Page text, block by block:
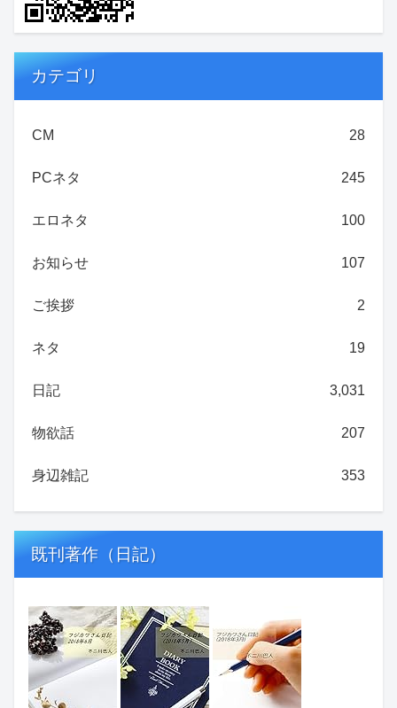
カテゴリ
CM 28
PCネタ 245
エロネタ 100
お知らせ 107
ご挨拶 2
ネタ 19
日記 3,031
物欲話 207
身辺雑記 353
既刊著作（日記）